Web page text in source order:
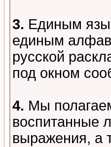
3. Единым
единым
русской
под окном
4. Мы
воспитанные
выражения, а